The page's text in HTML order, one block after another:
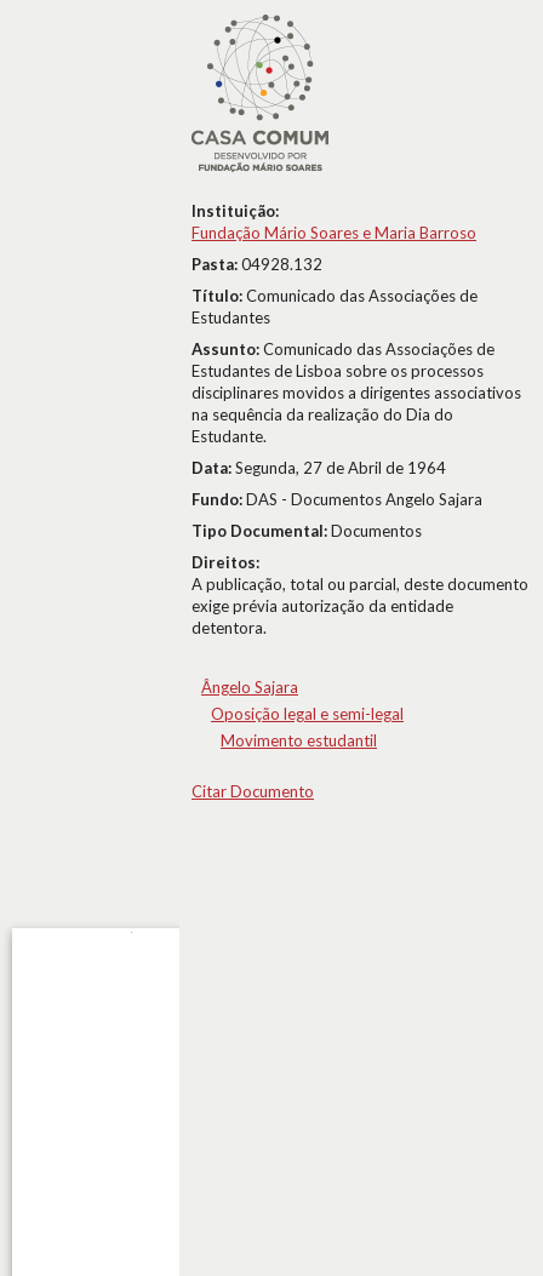
Instituição:
Fundação Mário Soares e Maria Barroso
Pasta:04928.132
Título:Comunicado das Associações de
Estudantes
Assunto:Comunicado das Associações de
Estudantes de Lisboa sobre os processos
disciplinares movidos a dirigentes associativos
na sequência da realização do Dia do
Estudante.
Data:Segunda, 27 de Abril de 1964
Fundo:DAS - Documentos Angelo Sajara
Tipo Documental:Documentos
Direitos:
A publicação, total ou parcial, deste documento
exige prévia autorização da entidade
detentora.
Ângelo Sajara
Oposição legal e semi-legal
Movimento estudantil
Citar Documento